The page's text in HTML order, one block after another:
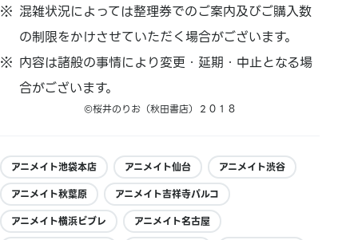
混雑状況によっては整理券でのご案内及びご購入数
の制限をかけさせていただく場合がございます。
内容は諸般の事情により変更・延期・中止となる場
合がございます。
©桜井のりお（秋田書店）２０１８
アニメイト池袋本店 アニメイト仙台
アニメイト渋谷
アニメイト秋葉原
アニメイト吉祥寺パルコ
アニメイト横浜ビブレ
アニメイト名古屋